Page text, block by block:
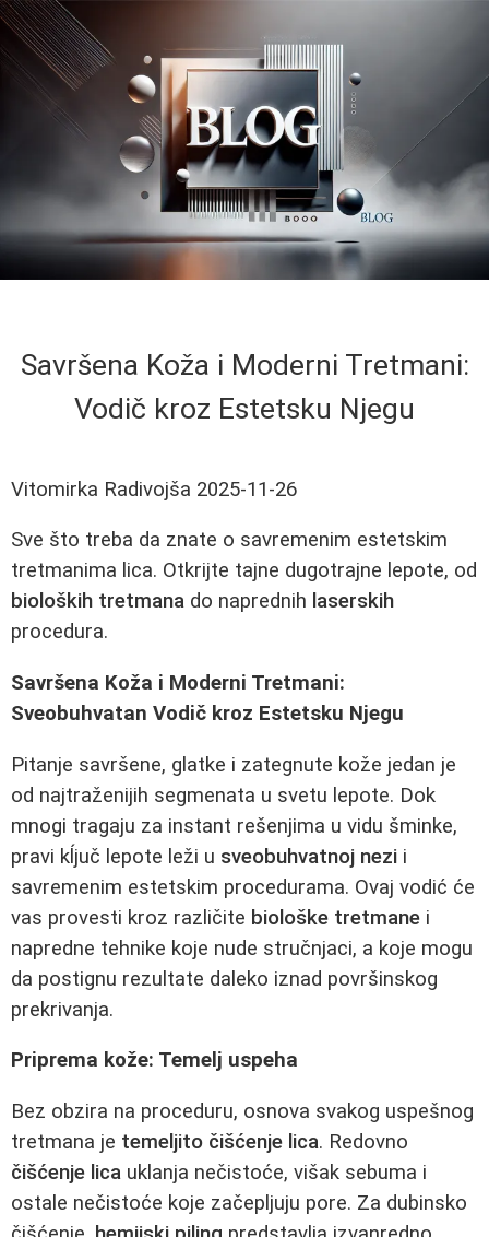
Savršena Koža i Moderni Tretmani:
Vodič kroz Estetsku Njegu
Vitomirka Radivojša 2025-11-26
Sve što treba da znate o savremenim estetskim
tretmanima lica. Otkrijte tajne dugotrajne lepote, od
bioloških tretmana do naprednih laserskih
procedura.
Savršena Koža i Moderni Tretmani:
Sveobuhvatan Vodič kroz Estetsku Njegu
Pitanje savršene, glatke i zategnute kože jedan je
od najtraženijih segmenata u svetu lepote. Dok
mnogi tragaju za instant rešenjima u vidu šminke,
pravi kĺjuč lepote leži u sveobuhvatnoj nezi i
savremenim estetskim procedurama. Ovaj vodić će
vas provesti kroz različite biološke tretmane i
napredne tehnike koje nude stručnjaci, a koje mogu
da postignu rezultate daleko iznad površinskog
prekrivanja.
Priprema kože: Temelj uspeha
Bez obzira na proceduru, osnova svakog uspešnog
tretmana je temeljito čišćenje lica. Redovno
čišćenje lica uklanja nečistoće, višak sebuma i
ostale nečistoće koje začepljuju pore. Za dubinsko